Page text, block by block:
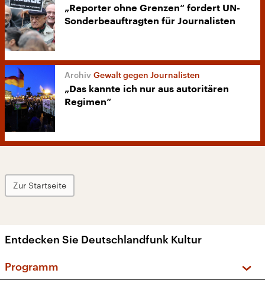
„Reporter ohne Grenzen“ fordert UN-
Sonderbeauftragten für Journalisten
Gewalt gegen Journalisten
„Das kannte ich nur aus autoritären
Regimen“
Zur Startseite
Entdecken Sie Deutschlandfunk Kultur
Programm